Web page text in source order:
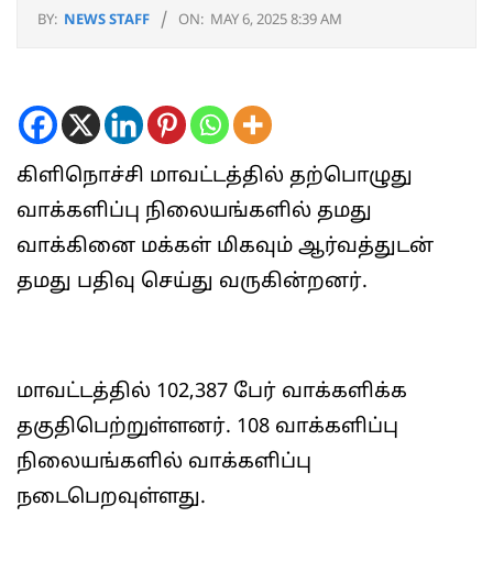
BY: NEWS STAFF ON: MAY 6, 2025 8:39 AM
கிளிநொச்சி மாவட்டத்தில் தற்பொழுது
வாக்களிப்பு நிலையங்களில் தமது
வாக்கினை மக்கள் மிகவும் ஆர்வத்துடன்
தமது பதிவு செய்து வருகின்றனர்.
மாவட்டத்தில் 102,387 பேர் வாக்களிக்க
தகுதிபெற்றுள்ளனர். 108 வாக்களிப்பு
நிலையங்களில் வாக்களிப்பு
நடைபெறவுள்ளது.